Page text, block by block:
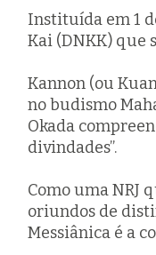
Instituída em 1
Kai (DNKK) que
Kannon (ou
no budismo
Okada
divindades”.
Como uma NRJ
oriundos de
Messiânica é a